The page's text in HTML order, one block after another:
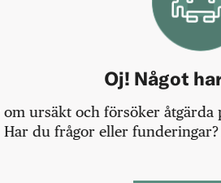
Oj! Något
om ursäkt och försöker
Har du frågor eller funderingar?